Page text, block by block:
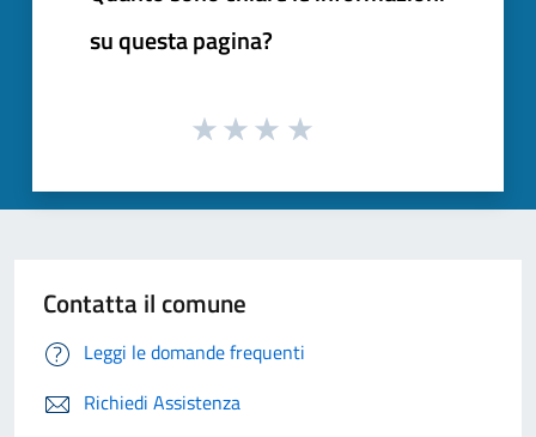
su questa pagina?
Contatta il comune
Leggi le domande frequenti
Richiedi Assistenza